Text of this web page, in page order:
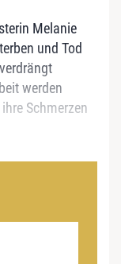
Melanie
und Tod
werden
Schmerzen